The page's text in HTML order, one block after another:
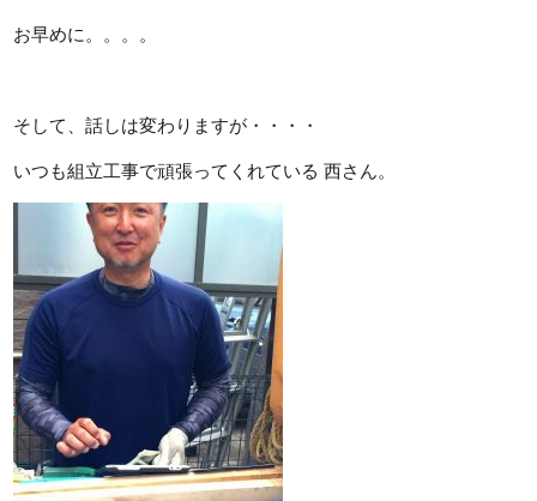
お早めに。。。。
そして、話しは変わりますが・・・・
いつも組立工事で頑張ってくれている 西さん。